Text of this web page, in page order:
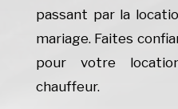
passant par la
mariage. Faites
pour votre
chauffeur.